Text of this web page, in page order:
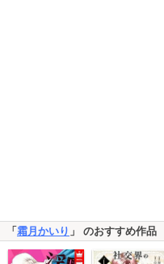
「 霜月かいり 」 のおすすめ作品